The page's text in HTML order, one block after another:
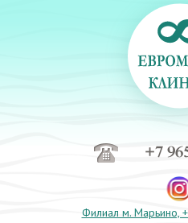
+7
Филиал м. Марьино,